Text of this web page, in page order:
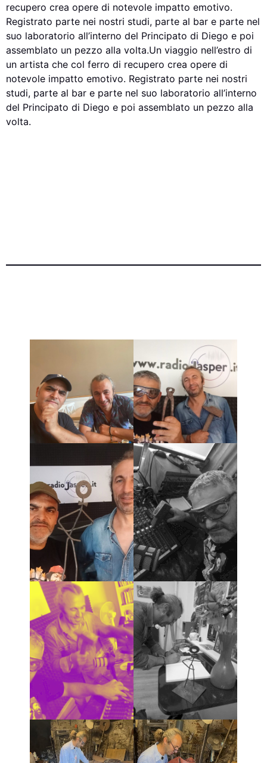
recupero crea opere di notevole impatto emotivo.
Registrato parte nei nostri studi, parte al bar e parte nel
suo laboratorio all’interno del Principato di Diego e poi
assemblato un pezzo alla volta.Un viaggio nell’estro di
un artista che col ferro di recupero crea opere di
notevole impatto emotivo. Registrato parte nei nostri
studi, parte al bar e parte nel suo laboratorio all’interno
del Principato di Diego e poi assemblato un pezzo alla
volta.